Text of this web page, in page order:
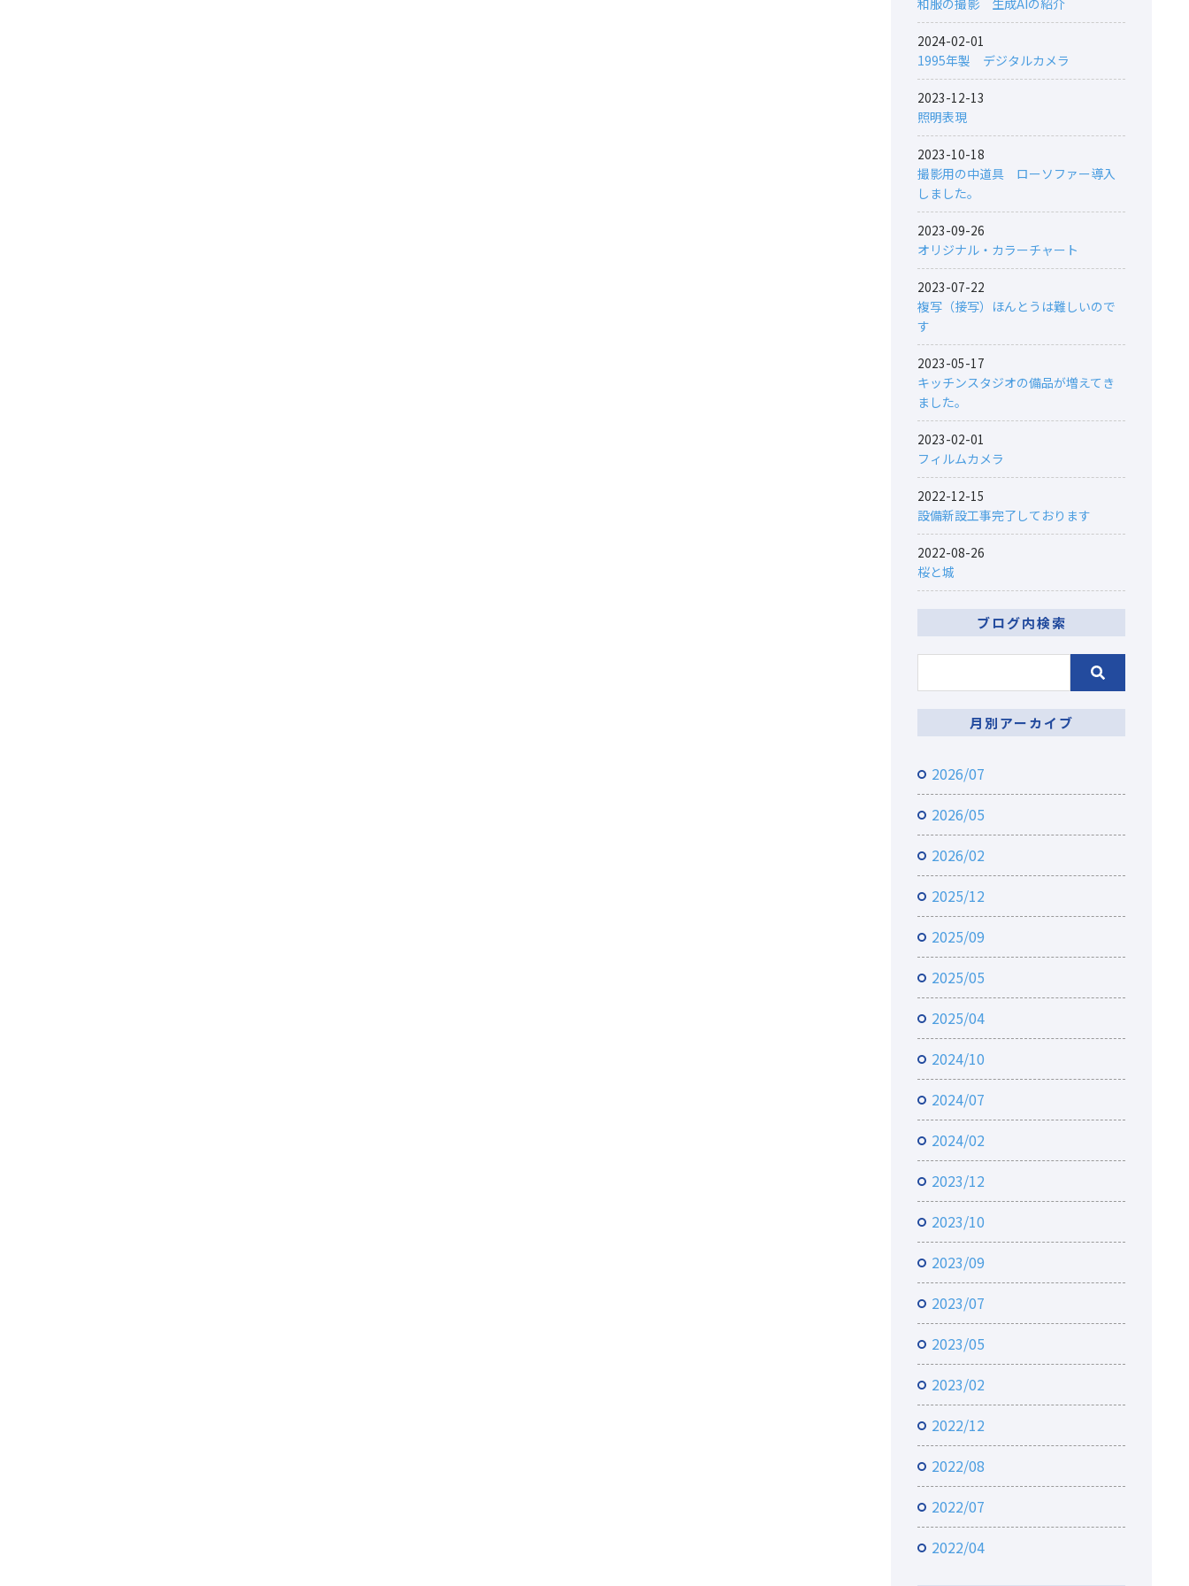
和服の撮影 生成AIの紹介
2024-02-01
1995年製 デジタルカメラ
2023-12-13
照明表現
2023-10-18
撮影用の中道具 ローソファー導入
しました。
2023-09-26
オリジナル・カラーチャート
2023-07-22
複写（接写）ほんとうは難しいので
す
2023-05-17
キッチンスタジオの備品が増えてき
ました。
2023-02-01
フィルムカメラ
2022-12-15
設備新設工事完了しております
2022-08-26
桜と城
ブログ内検索
月別アーカイブ
2026/07
2026/05
2026/02
2025/12
2025/09
2025/05
2025/04
2024/10
2024/07
2024/02
2023/12
2023/10
2023/09
2023/07
2023/05
2023/02
2022/12
2022/08
2022/07
2022/04